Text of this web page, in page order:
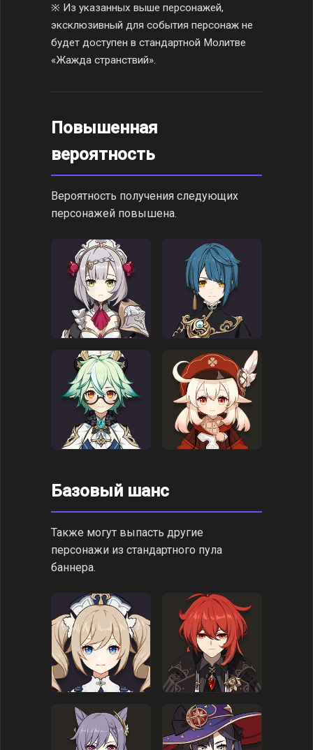
※ Из указанных выше персонажей,
эксклюзивный для события персонаж не
будет доступен в стандартной Молитве
«Жажда странствий».
Повышенная
вероятность
Вероятность получения следующих
персонажей повышена.
Базовый шанс
Также могут выпасть другие
персонажи из стандартного пула
баннера.